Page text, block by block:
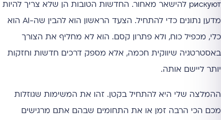
рискуют להישאר מאחור. החדשות הטובות הן שלא צריך להיות
מדען נתונים כדי להתחיל. הצעד הראשון הוא להבין שה-AI הוא
כלי, מכפיל כוח, ולא פתרון קסם. הוא לא מחליף את הצורך
באסטרטגיה שיווקית חכמה, אלא מספק דרכים חדשות וחזקות
יותר ליישם אותה.
ההמלצה שלי היא להתחיל בקטן. זהו את המשימות שגוזלות
מכם הכי הרבה זמן או את התחומים שבהם אתם מרגישים